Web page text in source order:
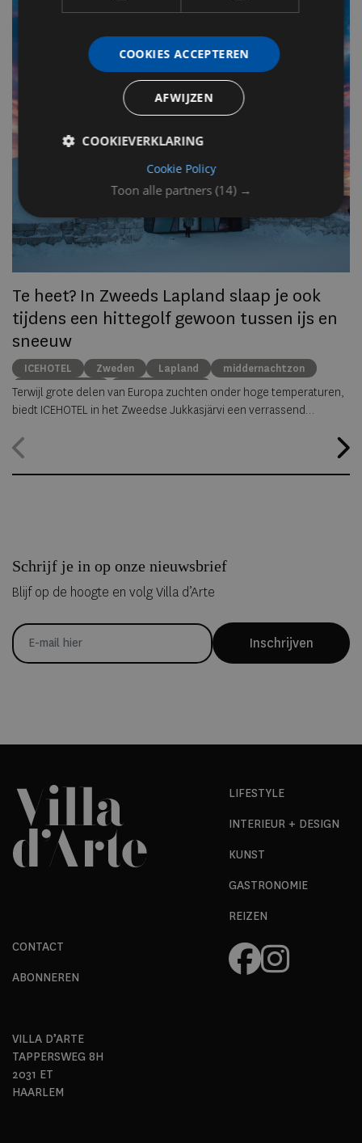
Te heet? In Zweeds Lapland slaap je ook
tijdens een hittegolf gewoon tussen ijs en
sneeuw
ICEHOTEL Zweden Lapland
middernachtzon
summer travel
Arctische reizen
Terwijl grote delen van Europa zuchten onder hoge temperaturen,
biedt ICEHOTEL in het Zweedse Jukkasjärvi een verrassend
hele jaar geopend, waardoor gasten zelfs midden in de zomer
Schrijf je in op onze nieuwsbrief
Blijf op de hoogte en volg Villa d’Arte
Inschrijven
LIFESTYLE
INTERIEUR + DESIGN
KUNST
GASTRONOMIE
REIZEN
CONTACT
ABONNEREN
VILLA D’ARTE
TAPPERSWEG 8H
2031 ET
HAARLEM
Toon alle partners (14) →
COOKIES ACCEPTEREN
AFWIJZEN
COOKIEVERKLARING
Cookie Policy